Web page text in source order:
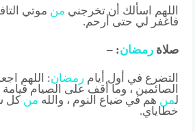
اللهم اسألك أن تخرجني من موتي
فاغفر لي حتى أرحم.
صلاةرمضان: –
التضرع في أول أيامرمضان: اللهم
الصائمين ، وما أقف على الصيام
من هم في ضياع النوم ، والله من كل
خطاياي.